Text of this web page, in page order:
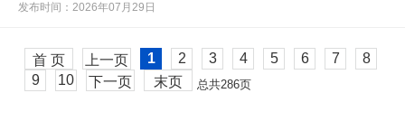
发布时间：2026年07月29日
首 页 上一页 1 2 3 4 5 6 7
8
9
10 下一页 末页 总共286页